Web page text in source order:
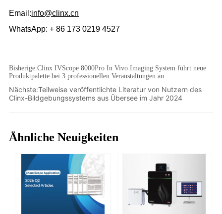
Bisherige:Clinx IVScope 8000Pro In Vivo Imaging System führt neue
Produktpalette bei 3 professionellen Veranstaltungen an
Nächste:Teilweise veröffentlichte Literatur von Nutzern des
Clinx-Bildgebungssystems aus Übersee im Jahr 2024
Ähnliche Neuigkeiten